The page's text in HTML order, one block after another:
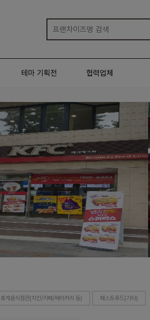
테마 기획전 협력업체
휴게음식점관(치킨/카페/베이커리 등) 패스트푸드(기타)